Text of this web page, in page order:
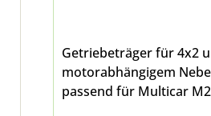
Getriebeträger für 4x2
motorabhängigem
passend für Multicar